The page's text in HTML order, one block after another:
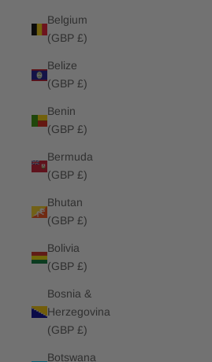
Belgium
(GBP £)
Belize
(GBP £)
Benin
(GBP £)
Bermuda
(GBP £)
Bhutan
(GBP £)
Bolivia
(GBP £)
Bosnia &
Herzegovina
(GBP £)
Botswana